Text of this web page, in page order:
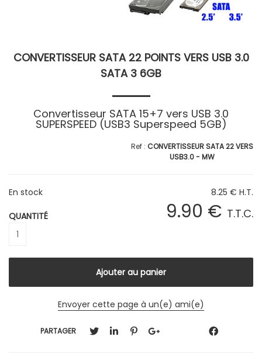
CONVERTISSEUR SATA 22 POINTS VERS USB 3.0
SATA 3 6GB
Convertisseur SATA 15+7 vers USB 3.0
SUPERSPEED (USB3 Superspeed 5GB)
CONVERTISSEUR SATA 22 VERS
USB3.0 - MW
8.25 € H.T.
9.90 € T.T.C.
En stock
QUANTITÉ
Envoyer cette page à un(e) ami(e)
PARTAGER